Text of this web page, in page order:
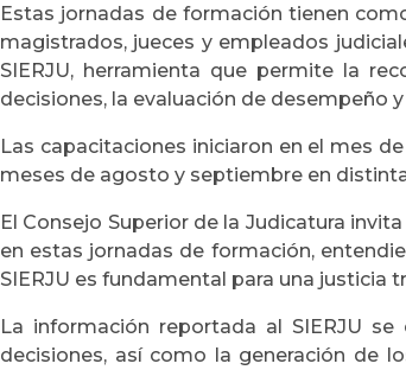
Estas jornadas de formación tienen
magistrados, jueces y empleados
SIERJU, herramienta que permite la
decisiones, la evaluación de desempeño
Las capacitaciones iniciaron en el mes
meses de agosto y septiembre en
El Consejo Superior de la Judicatura
en estas jornadas de formación,
SIERJU es fundamental para una justicia
La información reportada al SIERJU
decisiones, así como la generación de